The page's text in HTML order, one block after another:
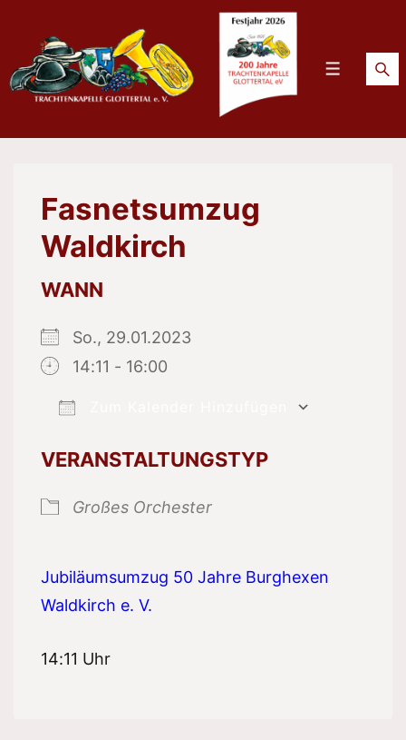
Inhalt
Menü
Fasnetsumzug
Waldkirch
WANN
So., 29.01.2023
14:11 - 16:00
VERANSTALTUNGSTYP
Großes Orchester
Jubiläumsumzug 50 Jahre Burghexen
Waldkirch e. V.
14:11 Uhr